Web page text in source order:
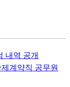
내역 공개
계약직 공무원